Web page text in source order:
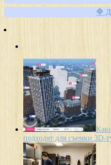
🔷
подходят для съемки 3D-